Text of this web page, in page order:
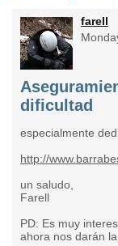
farell
dificultad
especialmente
http://
un saludo,
Farell
PD: Es muy
ahora nos darán